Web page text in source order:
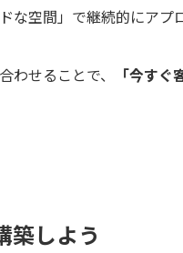
な空間」で継続的にアプ
せることで、
「今すぐ
築しよう